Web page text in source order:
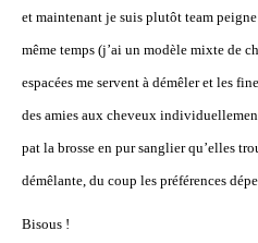
et maintenant je suis plutôt team
même temps (j’ai un modèle mixte de
espacées me servent à démêler et les
des amies aux cheveux
pat la brosse en pur sanglier qu’elles
démêlante, du coup les préférences
Bisous !